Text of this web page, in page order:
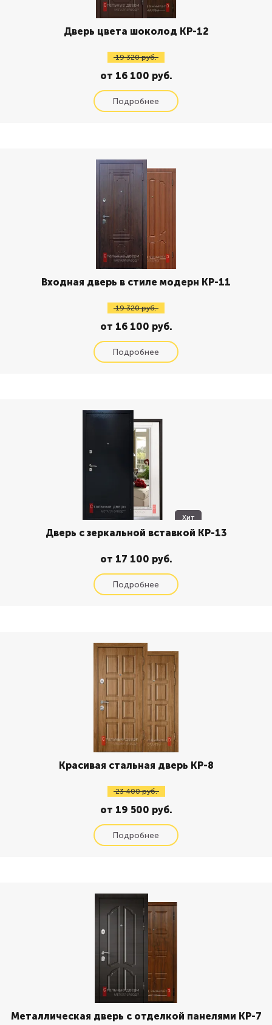
Дверь цвета шоколод КР-12
19 320 руб.
от 16 100 руб.
Входная дверь в стиле модерн КР-11
19 320 руб.
от 16 100 руб.
Хит
Дверь с зеркальной вставкой КР-13
от 17 100 руб.
Красивая стальная дверь КР-8
23 400 руб.
от 19 500 руб.
Металлическая дверь с отделкой панелями КР-7